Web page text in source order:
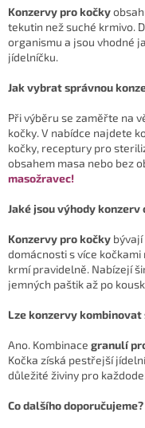
Konzervy pro kočky
tekutin než suché krmivo.
organismu a jsou vhodné
jídelníčku.
Jak vybrat správnou
Při výběru se zaměřte na
kočky. V nabídce najdete
kočky, receptury pro
obsahem masa nebo bez
masožravec!
Jaké jsou výhody
Konzervy pro kočky
domácnosti s více
krmí pravidelně. Nabízejí
jemných paštik až po
Lze konzervy kombinovat
Ano. Kombinace granulí
Kočka získá pestřejší
důležité živiny pro
Co dalšího doporučujeme?